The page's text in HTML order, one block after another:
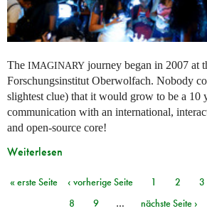
The IMAGINARY journey began in 2007 at
Forschungsinstitut Oberwolfach. Nobody
slightest clue) that it would grow to be a 10
communication with an international,
and open-source core!
Weiterlesen
Seiten
« erste Seite ‹ vorherige Seite 1 2 3
8
9 … nächste Seite ›